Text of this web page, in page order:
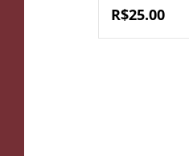
R$25.00